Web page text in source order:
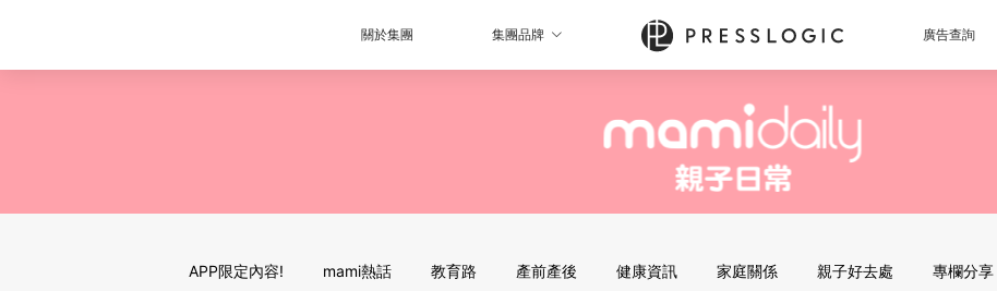
關於集團 集團品牌 廣告查詢
APP限定內容! mami熱話 教育路 產前產後 健康資訊 家庭關係 親子好去處 專欄分享